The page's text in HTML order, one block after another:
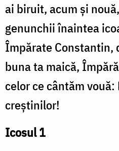
ai biruit, acum şi
genunchii înaintea
Împărate Constantin,
buna ta maică,
celor ce cântăm
creştinilor!
Icosul 1